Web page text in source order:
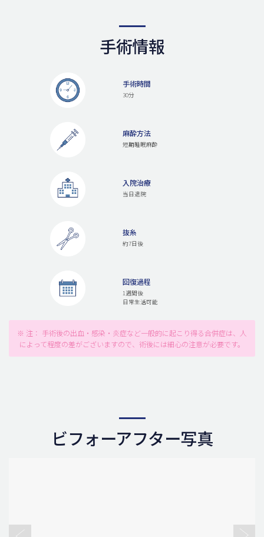
手術情報
手術時間
30分
麻酔方法
短期睡眠麻酔
入院治療
当日退院
抜糸
約7日後
回復過程
1週間後
日常生活可能
※ 注： 手術後の出血・感染・炎症など一般的に起こり得る合併症は、人
によって程度の差がございますので、術後には細心の注意が必要です。
ビフォーアフター写真